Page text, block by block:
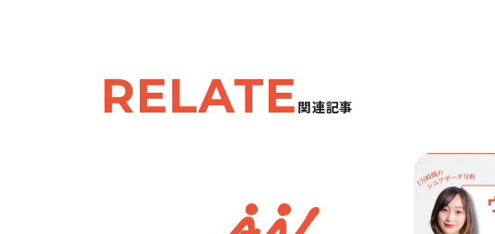
RELATE関連記事